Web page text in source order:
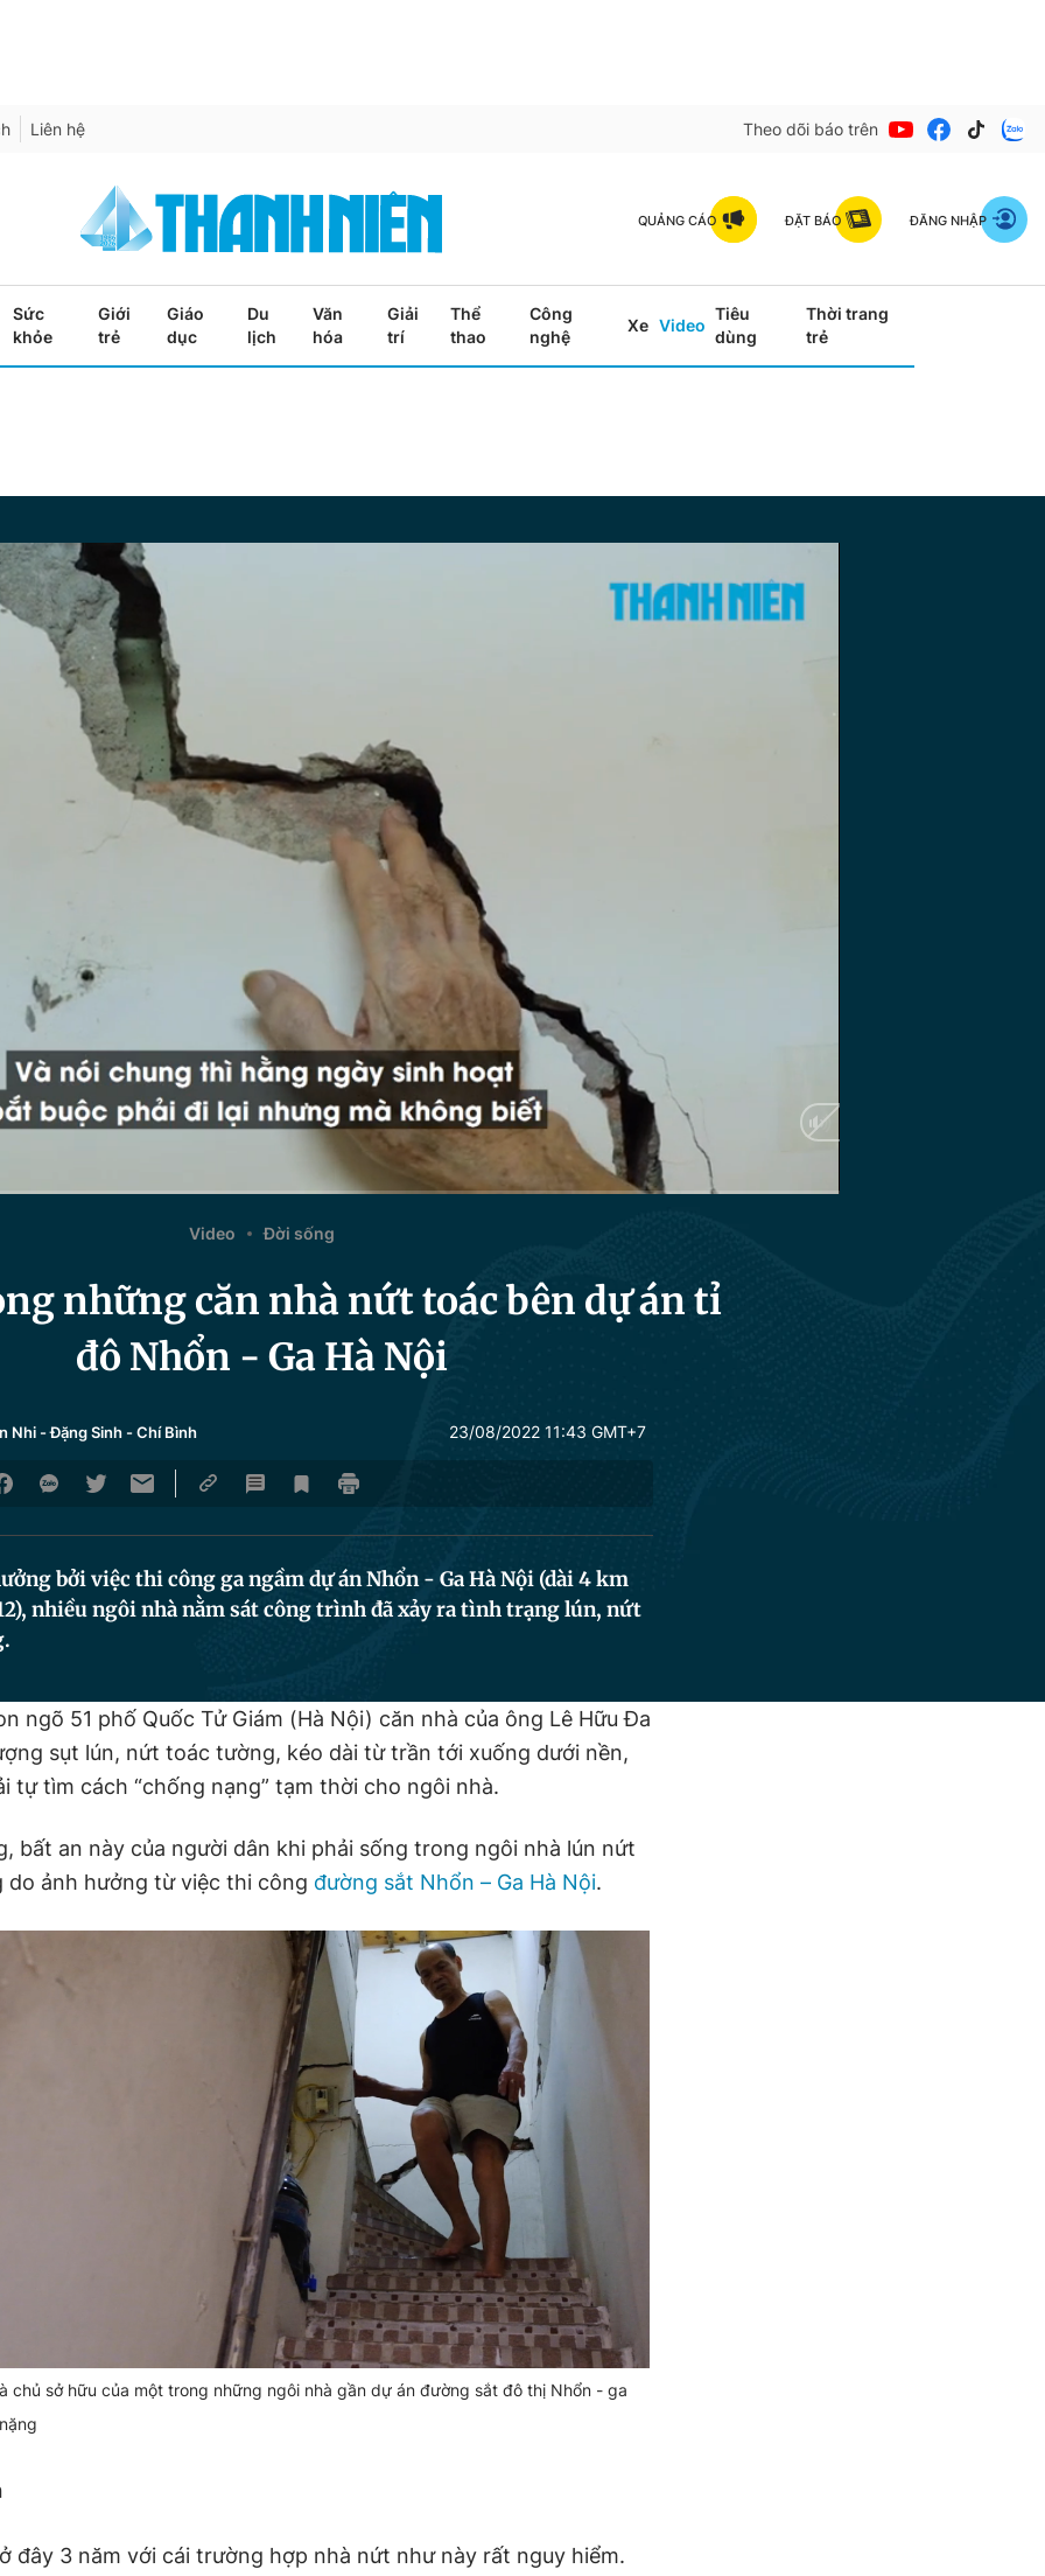
Liên hệ Theo dõi báo trên
QUẢNG CÁO ĐẶT BÁO ĐĂNG NHẬP
Sức
khỏe
Giới
trẻ
Giáo
dục
Du
lịch
Văn
hóa
Giải
trí
Thể
thao
Công
nghệ
Xe Video
Tiêu
dùng
Thời trang
trẻ
Video Đời sống
những căn nhà nứt toác bên dự án tỉ
đô Nhổn - Ga Hà Nội
Nhi -Đặng Sinh -Chí Bình 23/08/2022 11:43 GMT+7
bởi việc thi công ga ngầm dự án Nhổn - Ga Hà Nội (dài 4 km
nhiều ngôi nhà nằm sát công trình đã xảy ra tình trạng lún, nứt
ngõ 51 phố Quốc Tử Giám (Hà Nội) căn nhà của ông Lê Hữu Đa
sụt lún, nứt toác tường, kéo dài từ trần tới xuống dưới nền,
tự tìm cách “chống nạng” tạm thời cho ngôi nhà.
bất an này của người dân khi phải sống trong ngôi nhà lún nứt
do ảnh hưởng từ việc thi công đường sắt Nhổn – Ga Hà Nội.
chủ sở hữu của một trong những ngôi nhà gần dự án đường sắt đô thị Nhổn - ga
đây 3 năm với cái trường hợp nhà nứt như này rất nguy hiểm.